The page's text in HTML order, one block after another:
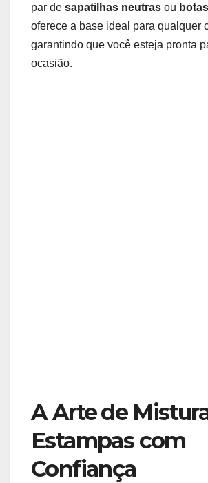
par de sapatilhas neutras ou
oferece a ‍base ideal para qualquer⁢
garantindo que você esteja pronta
ocasião.
A Arte⁢ de
Estampas com
Confiança